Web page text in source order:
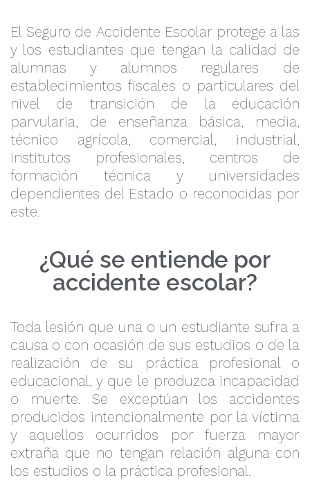
El Seguro de Accidente Escolar protege a las
y los estudiantes que tengan la calidad de
alumnas y alumnos regulares de
establecimientos fiscales o particulares del
nivel de transición de la educación
parvularia, de enseñanza básica, media,
técnico agrícola, comercial, industrial,
institutos profesionales, centros de
formación técnica y universidades
dependientes del Estado o reconocidas por
este.
¿Qué se entiende por
accidente escolar?
Toda lesión que una o un estudiante sufra a
causa o con ocasión de sus estudios o de la
realización de su práctica profesional o
educacional, y que le produzca incapacidad
o muerte. Se exceptúan los accidentes
producidos intencionalmente por la víctima
y aquellos ocurridos por fuerza mayor
extraña que no tengan relación alguna con
los estudios o la práctica profesional.